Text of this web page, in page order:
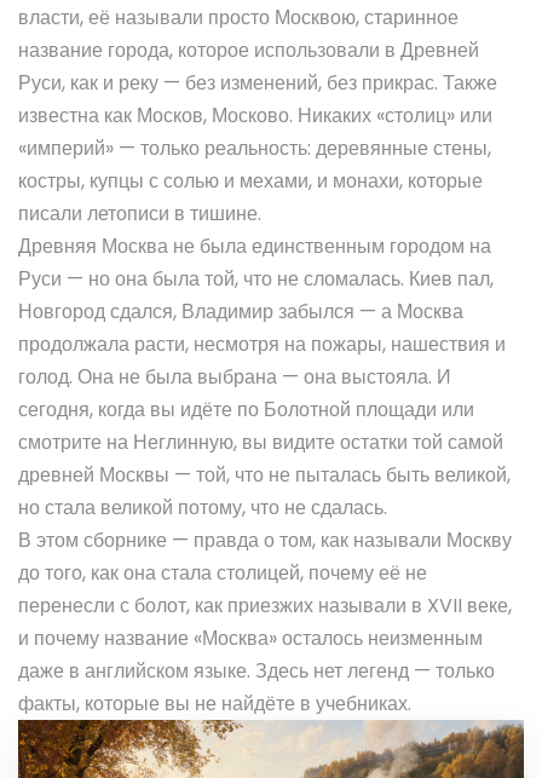
власти, её называли просто Москвою,старинное
название города, которое использовали в Древней
Руси, как и реку — без изменений, без прикрас. Также
известна как Москов, Москово. Никаких «столиц» или
«империй» — только реальность: деревянные стены,
костры, купцы с солью и мехами, и монахи, которые
писали летописи в тишине.
Древняя Москва не была единственным городом на
Руси — но она была той, что не сломалась. Киев пал,
Новгород сдался, Владимир забылся — а Москва
продолжала расти, несмотря на пожары, нашествия и
голод. Она не была выбрана — она выстояла. И
сегодня, когда вы идёте по Болотной площади или
смотрите на Неглинную, вы видите остатки той самой
древней Москвы — той, что не пыталась быть великой,
но стала великой потому, что не сдалась.
В этом сборнике — правда о том, как называли Москву
до того, как она стала столицей, почему её не
перенесли с болот, как приезжих называли в XVII веке,
и почему название «Москва» осталось неизменным
даже в английском языке. Здесь нет легенд — только
факты, которые вы не найдёте в учебниках.